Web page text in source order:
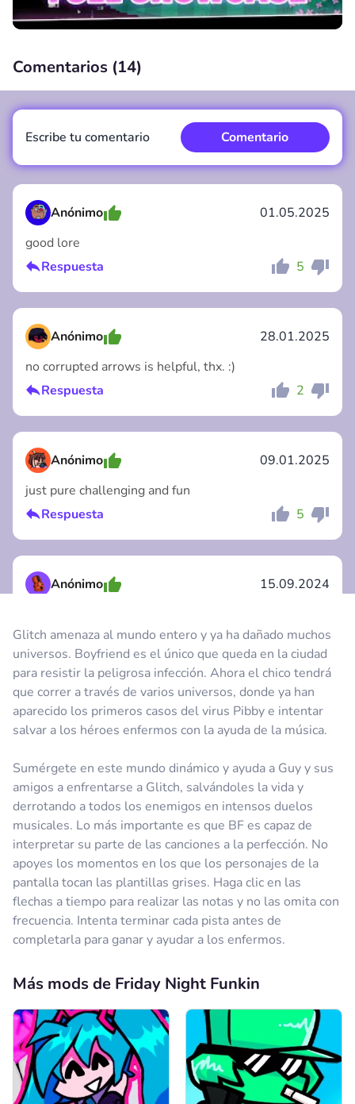
00:00 /00:00
Glitch amenaza al mundo entero y ya ha dañado muchos
universos. Boyfriend es el único que queda en la ciudad
para resistir la peligrosa infección. Ahora el chico tendrá
que correr a través de varios universos, donde ya han
aparecido los primeros casos del virus Pibby e intentar
salvar a los héroes enfermos con la ayuda de la música.
Sumérgete en este mundo dinámico y ayuda a Guy y sus
amigos a enfrentarse a Glitch, salvándoles la vida y
derrotando a todos los enemigos en intensos duelos
musicales. Lo más importante es que BF es capaz de
interpretar su parte de las canciones a la perfección. No
apoyes los momentos en los que los personajes de la
pantalla tocan las plantillas grises. Haga clic en las
flechas a tiempo para realizar las notas y no las omita con
frecuencia. Intenta terminar cada pista antes de
completarla para ganar y ayudar a los enfermos.
Comentarios (14)
Anónimo
01.05.2025
good lore
Respuesta
5
Cancelar Comentario
Anónimo
28.01.2025
no corrupted arrows is helpful, thx. :)
Respuesta
2
Cancelar Comentario
Anónimo
09.01.2025
just pure challenging and fun
Respuesta
5
Cancelar Comentario
Anónimo
15.09.2024
Respuesta
14
Cancelar Comentario
Anónimo
02.10.2024
hardfun
Respuesta
-2
Cancelar Comentario
System
29.09.2024
Is the best mod but glitched gem 1.5
Respuesta
5
Cancelar Comentario
aaamazeinggg
Respuesta
4
Anónimo
01.11.2024
Escribe tu comentario Comentario
Cancelar Comentario
Más mods de Friday Night Funkin